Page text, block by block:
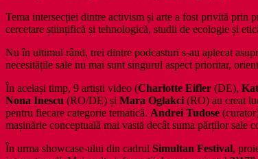
Tema intersecției dintre activism și arte a fost privită prin
cercetare științifică și tehnologică, studii de ecologie și
Nu în ultimul rând, trei dintre podcasturi s-au aplecat
necesitățile sale nu mai sunt singurul aspect prioritar,
În același timp, 9 artiști video (Charlotte Eifler (DE),
Nona Inescu (RO/DE) și Mara Oglakci (RO) au creat
pentru fiecare categorie tematică. Andrei Tudose
mașinărie conceptuală mai vastă decât suma părților
În urma showcase-ului din cadrul Simultan Festival,